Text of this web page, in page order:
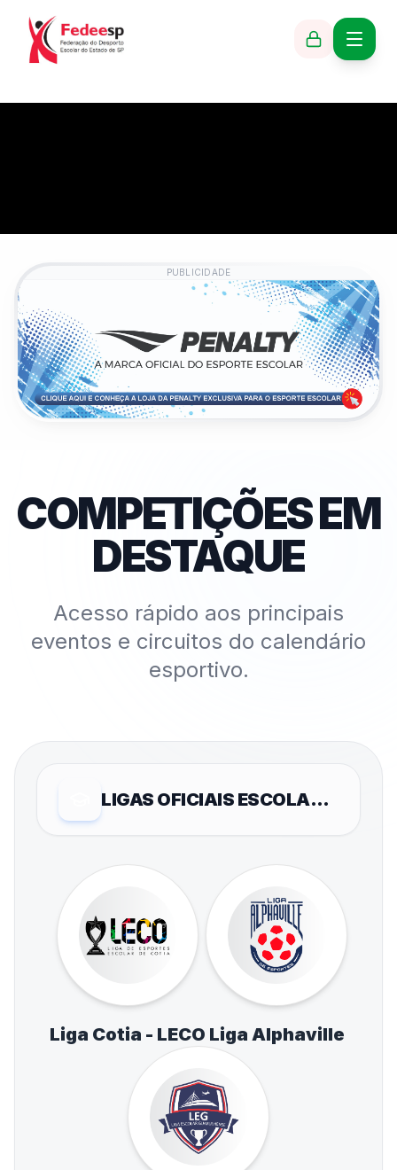
PUBLICIDADE
COMPETIÇÕES EM
DESTAQUE
Acesso rápido aos principais
eventos e circuitos do calendário
esportivo.
LIGAS OFICIAIS ESCOLARES
Liga Cotia - LECO Liga Alphaville